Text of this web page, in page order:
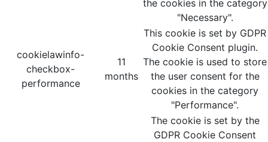
the cookies in the category
"Necessary".
cookielawinfo-
checkbox-
performance
11
months
This cookie is set by GDPR
Cookie Consent plugin.
The cookie is used to store
the user consent for the
cookies in the category
"Performance".
The cookie is set by the
GDPR Cookie Consent